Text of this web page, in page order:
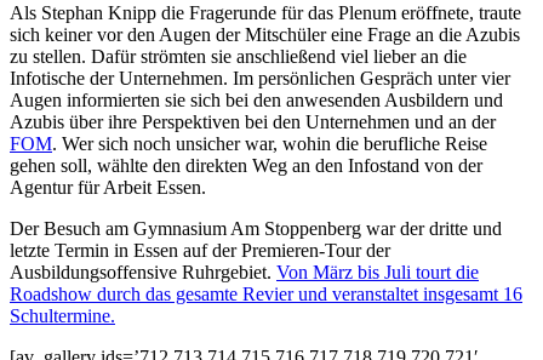
Als Stephan Knipp die Fragerunde für das Plenum eröffnete, traute
sich keiner vor den Augen der Mitschüler eine Frage an die Azubis
zu stellen. Dafür strömten sie anschließend viel lieber an die
Infotische der Unternehmen. Im persönlichen Gespräch unter vier
Augen informierten sie sich bei den anwesenden Ausbildern und
Azubis über ihre Perspektiven bei den Unternehmen und an der
FOM. Wer sich noch unsicher war, wohin die berufliche Reise
gehen soll, wählte den direkten Weg an den Infostand von der
Agentur für Arbeit Essen.
Der Besuch am Gymnasium Am Stoppenberg war der dritte und
letzte Termin in Essen auf der Premieren-Tour der
Ausbildungsoffensive Ruhrgebiet. Von März bis Juli tourt die
Roadshow durch das gesamte Revier und veranstaltet insgesamt 16
Schultermine.